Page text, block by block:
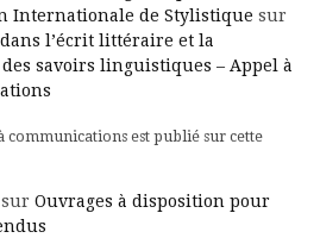
Internationale de Stylistique sur
l’écrit littéraire et la
savoirs linguistiques – Appel à
communications est publié sur cette
sur Ouvrages à disposition pour